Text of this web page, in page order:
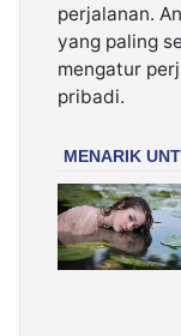
perjalanan.
yang paling
mengatur
pribadi.